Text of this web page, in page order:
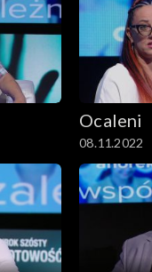
Ocaleni
08.11.2022